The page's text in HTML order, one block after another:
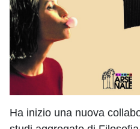
Ha inizio una nuova